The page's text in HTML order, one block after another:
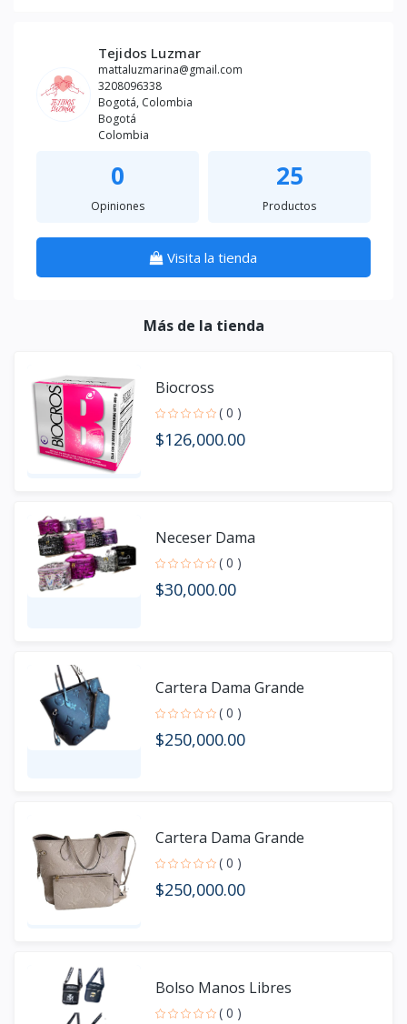
Tejidos Luzmar
mattaluzmarina@gmail.com
3208096338
Bogotá, Colombia
Bogotá
Colombia
0
Opiniones
25
Productos
Visita la tienda
Más de la tienda
Biocross
( 0 )
$126,000.00
Neceser Dama
( 0 )
$30,000.00
Cartera Dama Grande
( 0 )
$250,000.00
Cartera Dama Grande
( 0 )
$250,000.00
Bolso Manos Libres
( 0 )